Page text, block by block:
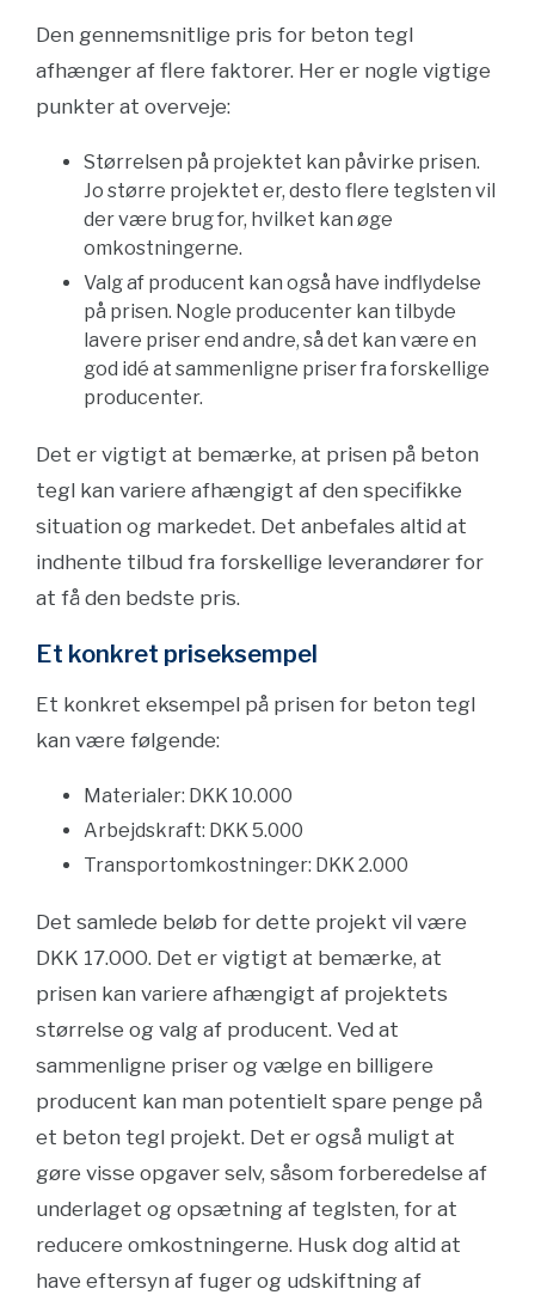
Den gennemsnitlige pris for beton tegl
afhænger af flere faktorer. Her er nogle vigtige
punkter at overveje:
Størrelsen på projektet kan påvirke prisen.
Jo større projektet er, desto flere teglsten vil
der være brug for, hvilket kan øge
omkostningerne.
Valg af producent kan også have indflydelse
på prisen. Nogle producenter kan tilbyde
lavere priser end andre, så det kan være en
god idé at sammenligne priser fra forskellige
producenter.
Det er vigtigt at bemærke, at prisen på beton
tegl kan variere afhængigt af den specifikke
situation og markedet. Det anbefales altid at
indhente tilbud fra forskellige leverandører for
at få den bedste pris.
Et konkret priseksempel
Et konkret eksempel på prisen for beton tegl
kan være følgende:
Materialer: DKK 10.000
Arbejdskraft: DKK 5.000
Transportomkostninger: DKK 2.000
Det samlede beløb for dette projekt vil være
DKK 17.000. Det er vigtigt at bemærke, at
prisen kan variere afhængigt af projektets
størrelse og valg af producent. Ved at
sammenligne priser og vælge en billigere
producent kan man potentielt spare penge på
et beton tegl projekt. Det er også muligt at
gøre visse opgaver selv, såsom forberedelse af
underlaget og opsætning af teglsten, for at
reducere omkostningerne. Husk dog altid at
have eftersyn af fuger og udskiftning af